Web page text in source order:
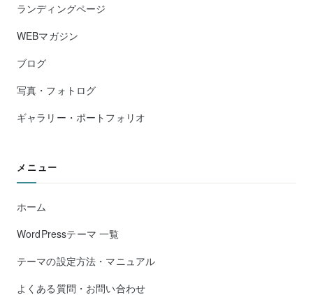
ランディングページ
WEBマガジン
ブログ
写真・フォトログ
ギャラリー・ポートフォリオ
メニュー
ホーム
WordPressテーマ 一覧
テーマの設定方法・マニュアル
よくある質問・お問い合わせ